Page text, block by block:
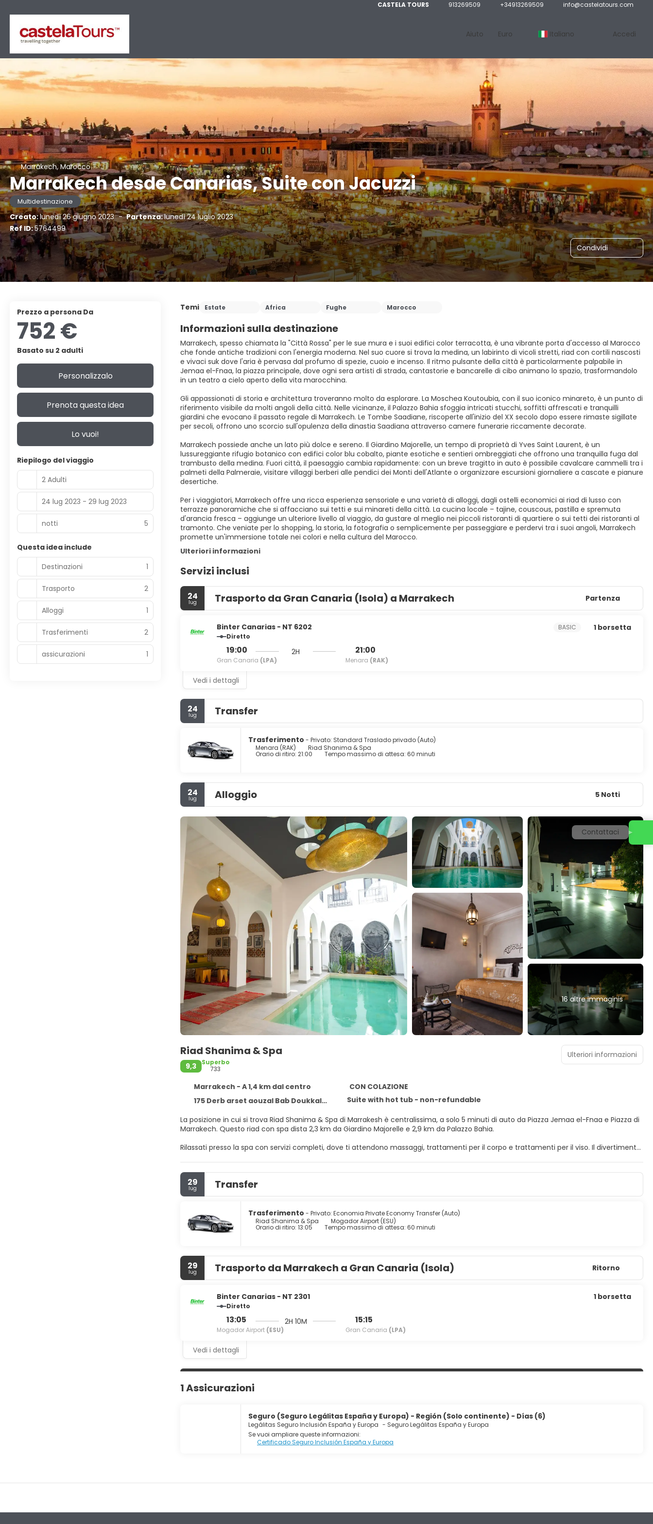
CASTELA TOURS 913269509 +34913269509 info@castelatours.com
Aiuto Euro Italiano Accedi
Marrakech, Marocco
Marrakech desde Canarias, Suite con Jacuzzi
Multidestinazione
Creato:lunedì 26 giugno 2023 - Partenza:lunedì 24 luglio 2023
Ref ID:5764499
Condividi
Temi Estate Africa Fughe Marocco
Informazioni sulla destinazione
Marrakech, spesso chiamata la "Città Rossa" per le sue mura e i suoi edifici color terracotta, è una vibrante porta d'accesso al Marocco
che fonde antiche tradizioni con l'energia moderna. Nel suo cuore si trova la medina, un labirinto di vicoli stretti, riad con cortili nascosti
e vivaci suk dove l'aria è pervasa dal profumo di spezie, cuoio e incenso. Il ritmo pulsante della città è particolarmente palpabile in
Jemaa el-Fnaa, la piazza principale, dove ogni sera artisti di strada, cantastorie e bancarelle di cibo animano lo spazio, trasformandolo
in un teatro a cielo aperto della vita marocchina.
Gli appassionati di storia e architettura troveranno molto da esplorare. La Moschea Koutoubia, con il suo iconico minareto, è un punto di
riferimento visibile da molti angoli della città. Nelle vicinanze, il Palazzo Bahia sfoggia intricati stucchi, soffitti affrescati e tranquilli
giardini che evocano il passato regale di Marrakech. Le Tombe Saadiane, riscoperte all'inizio del XX secolo dopo essere rimaste sigillate
per secoli, offrono uno scorcio sull'opulenza della dinastia Saadiana attraverso camere funerarie riccamente decorate.
Marrakech possiede anche un lato più dolce e sereno. Il Giardino Majorelle, un tempo di proprietà di Yves Saint Laurent, è un
lussureggiante rifugio botanico con edifici color blu cobalto, piante esotiche e sentieri ombreggiati che offrono una tranquilla fuga dal
trambusto della medina. Fuori città, il paesaggio cambia rapidamente: con un breve tragitto in auto è possibile cavalcare cammelli tra i
palmeti della Palmeraie, visitare villaggi berberi alle pendici dei Monti dell'Atlante o organizzare escursioni giornaliere a cascate e pianure
desertiche.
Per i viaggiatori, Marrakech offre una ricca esperienza sensoriale e una varietà di alloggi, dagli ostelli economici ai riad di lusso con
terrazze panoramiche che si affacciano sui tetti e sui minareti della città. La cucina locale – tajine, couscous, pastilla e spremuta
d'arancia fresca – aggiunge un ulteriore livello al viaggio, da gustare al meglio nei piccoli ristoranti di quartiere o sui tetti dei ristoranti al
tramonto. Che veniate per lo shopping, la storia, la fotografia o semplicemente per passeggiare e perdervi tra i suoi angoli, Marrakech
promette un'immersione totale nei colori e nella cultura del Marocco.
Ulteriori informazioni
Servizi inclusi
24
lug Trasporto da Gran Canaria (Isola) a Marrakech Partenza
Binter Canarias - NT 6202
Diretto
19:00
Gran Canaria (LPA)
2H 21:00
Menara (RAK)
BASIC 1 borsetta
Vedi i dettagli
24
lug Transfer
Trasferimento - Privato: Standard Traslado privado (Auto)
Menara (RAK)
Riad Shanima & Spa
Orario di ritiro: 21:00 Tempo massimo di attesa: 60 minuti
24
lug Alloggio 5 Notti
16 altre immaginis
Riad Shanima & Spa
9,3
Superbo
733
Marrakech - A 1,4 km dal centro
CON COLAZIONE
175 Derb arset aouzal Bab Doukkala, Marrakech 40000
Suite with hot tub - non-refundable
La posizione in cui si trova Riad Shanima & Spa di Marrakesh è centralissima, a solo 5 minuti di auto da Piazza Jemaa el-Fnaa e Piazza di
Marrakech. Questo riad con spa dista 2,3 km da Giardino Majorelle e 2,9 km da Palazzo Bahia.
Rilassati presso la spa con servizi completi, dove ti attendono massaggi, trattamenti per il corpo e trattamenti per il viso. Il divertimento
supplemento), sarà semplicissimo raggiungere le vicine attrazioni.
Soggiorna in una delle 6 camere della struttura, complete di TV a schermo piatto. Riposati su un comodo letto con materasso Select
mondo, mentre la TV con canali via satellite è l'ideale per concedersi un po' di svago. I bagni dispongono di vasca o doccia, set di
cortesia gratuiti e asciugacapelli.
richiedi il servizio in camera 24 ore su 24. La colazione continentale viene servita gratuitamente tutti i giorni dalle ore 06:00 alle ore
10:00.
Potrai usufruire di un pratico servizio di lavanderia e lavaggio a secco, una reception aperta 24 ore su 24 e personale poliglotta. È
Ulteriori informazioni
29
lug Transfer
Trasferimento - Privato: Economia Private Economy Transfer (Auto)
Riad Shanima & Spa
Mogador Airport (ESU)
Orario di ritiro: 13:05 Tempo massimo di attesa: 60 minuti
29
lug Trasporto da Marrakech a Gran Canaria (Isola) Ritorno
Binter Canarias - NT 2301
Diretto
13:05
Mogador Airport (ESU)
2H 10M 15:15
Gran Canaria (LPA)
1 borsetta
Vedi i dettagli
1 Assicurazioni
Seguro (Seguro Legálitas España y Europa) - Región (Solo continente) - Días (6)
Legálitas Seguro Inclusión España y Europa - Seguro Legálitas España y Europa
Se vuoi ampliare queste informazioni:
Certificado Seguro Inclusión España y Europa
prezzo a persona Da
752 €
Basato su 2 adulti
Personalizzalo
Prenota questa idea
Lo vuoi!
Riepilogo del viaggio
2 Adulti
24 lug 2023 - 29 lug 2023
notti 5
Questa idea include
Destinazioni
1
Trasporto 2
Alloggi 1
Trasferimenti 2
assicurazioni 1
Contattaci